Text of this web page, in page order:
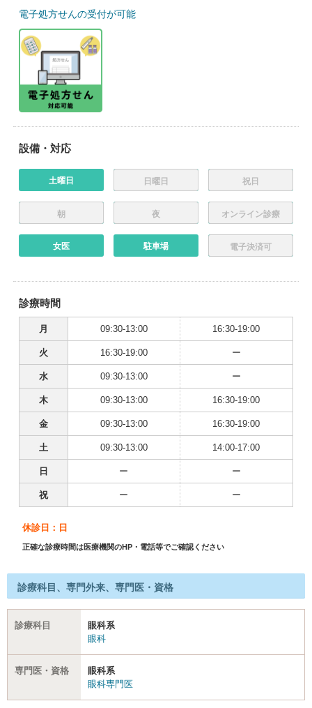
電子処方せんの受付が可能
設備・対応
土曜日 日曜日 祝日
朝 夜 オンライン診療
女医 駐車場 電子決済可
診療時間
月 09:30-13:00 16:30-19:00
火 16:30-19:00 ー
水 09:30-13:00 ー
木 09:30-13:00 16:30-19:00
金 09:30-13:00 16:30-19:00
土 09:30-13:00 14:00-17:00
日 ー ー
祝 ー ー
休診日：日
正確な診療時間は医療機関のHP・電話等でご確認ください
診療科目、専門外来、専門医・資格
診療科目
眼科系
眼科
専門医・資格
眼科系
眼科専門医